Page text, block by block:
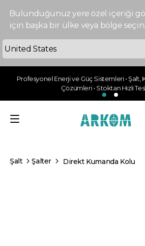
Bulunduğunuz yere özel içeriği
için başka bir ülke veya bölge seçin.
Profesyonel Enerji ve Güç Sistemleri • Şalt,
Çözümleri • Stoktan Hızlı
Şalt Şalter Direkt Kumanda Kolu